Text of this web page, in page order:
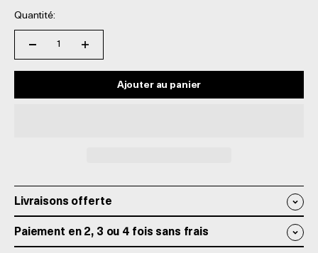
Quantité:
Ajouter au panier
Livraisons offerte
Paiement en 2, 3 ou 4 fois sans frais